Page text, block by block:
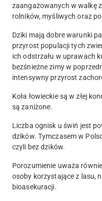
zaangażowanych w walkę
rolników, myśliwych oraz
Dziki mają dobre warunki
przyrost populacji tych
ich odstrzału w uprawach
bezśnieżne zimy w
intensywny przyrost
Koła łowieckie są w złej
są zaniżone.
Liczba ognisk u świń jest
dzików. Tymczasem w
czyli bez dzików.
Porozumienie uważa
osoby korzystające z lasu,
bioasekuracji.